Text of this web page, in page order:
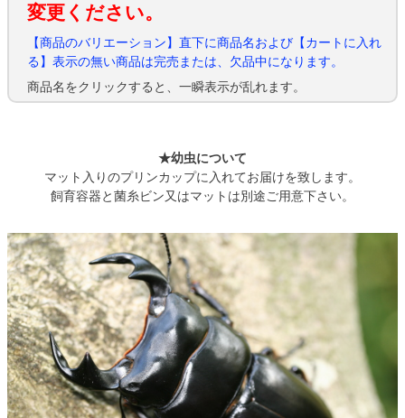
変更ください。
【商品のバリエーション】直下に商品名および【カートに入れ
る】表示の無い商品は完売または、欠品中になります。
商品名をクリックすると、一瞬表示が乱れます。
★幼虫について
マット入りのプリンカップに入れてお届けを致します。
飼育容器と菌糸ビン又はマットは別途ご用意下さい。